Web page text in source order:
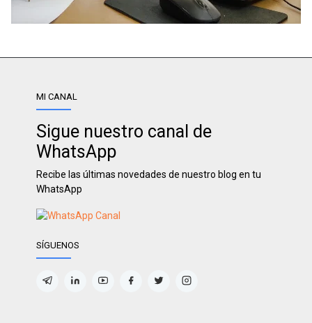
MI CANAL
Sigue nuestro canal de
WhatsApp
Recibe las últimas novedades de nuestro blog en tu
WhatsApp
SÍGUENOS